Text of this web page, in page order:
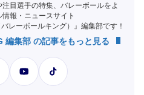
目選手の特集、バレーボールをよ
報・ニュースサイト
レーボールキング）』編集部です！
集部 の記事をもっと見る